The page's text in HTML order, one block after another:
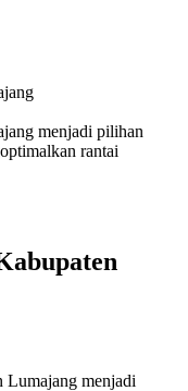
menjadi pilihan
rantai
Lumajang menjadi